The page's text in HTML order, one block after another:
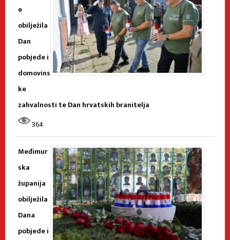
e
obilježila
Dan
pobjede i
domovins
ke
zahvalnosti te Dan hrvatskih branitelja
364
Međimur
ska
županija
obilježila
Dana
pobjede i